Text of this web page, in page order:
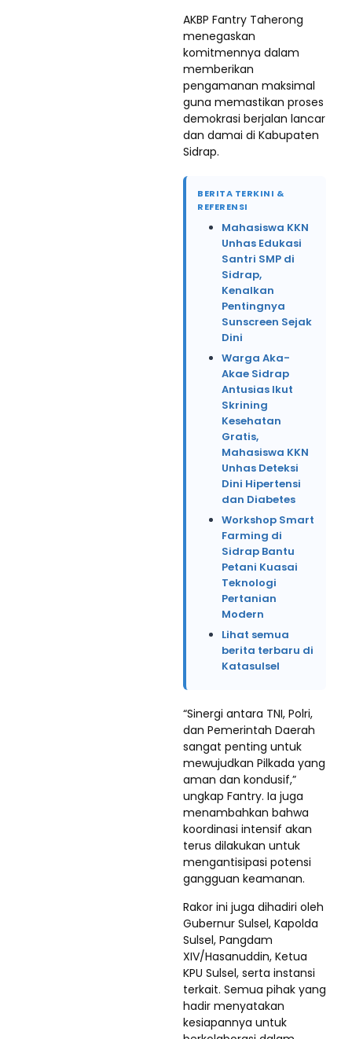
AKBP Fantry Taherong
menegaskan
komitmennya dalam
memberikan
pengamanan maksimal
guna memastikan proses
demokrasi berjalan lancar
dan damai di Kabupaten
Sidrap.
BERITA TERKINI &
REFERENSI
Mahasiswa KKN
Unhas Edukasi
Santri SMP di
Sidrap,
Kenalkan
Pentingnya
Sunscreen Sejak
Dini
Warga Aka-
Akae Sidrap
Antusias Ikut
Skrining
Kesehatan
Gratis,
Mahasiswa KKN
Unhas Deteksi
Dini Hipertensi
dan Diabetes
Workshop Smart
Farming di
Sidrap Bantu
Petani Kuasai
Teknologi
Pertanian
Modern
Lihat semua
berita terbaru di
Katasulsel
“Sinergi antara TNI, Polri,
dan Pemerintah Daerah
sangat penting untuk
mewujudkan Pilkada yang
aman dan kondusif,”
ungkap Fantry. Ia juga
menambahkan bahwa
koordinasi intensif akan
terus dilakukan untuk
mengantisipasi potensi
gangguan keamanan.
Rakor ini juga dihadiri oleh
Gubernur Sulsel, Kapolda
Sulsel, Pangdam
XIV/Hasanuddin, Ketua
KPU Sulsel, serta instansi
terkait. Semua pihak yang
hadir menyatakan
kesiapannya untuk